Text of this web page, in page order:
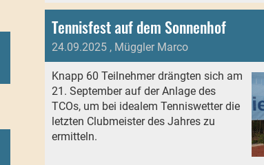
Tennisfest auf dem Sonnenhof
24.09.2025, Müggler Marco
Knapp 60 Teilnehmer drängten sich am
21. September auf der Anlage des
TCOs, um bei idealem Tenniswetter die
letzten Clubmeister des Jahres zu
ermitteln.